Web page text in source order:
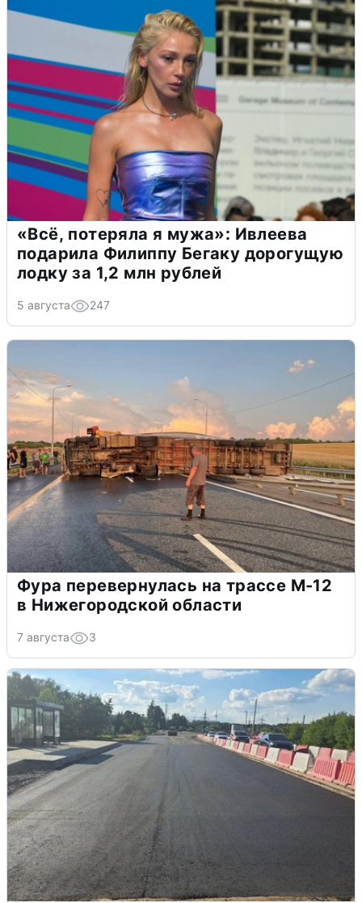
«Всё, потеряла я мужа»: Ивлеева
подарила Филиппу Бегаку дорогущую
лодку за 1,2 млн рублей
5 августа 247
Фура перевернулась на трассе М-12
в Нижегородской области
7 августа 3